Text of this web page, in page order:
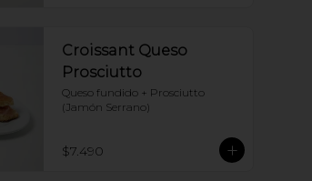
Croissant Queso
Prosciutto
Queso fundido + Prosciutto
(Jamón Serrano)
$7.490